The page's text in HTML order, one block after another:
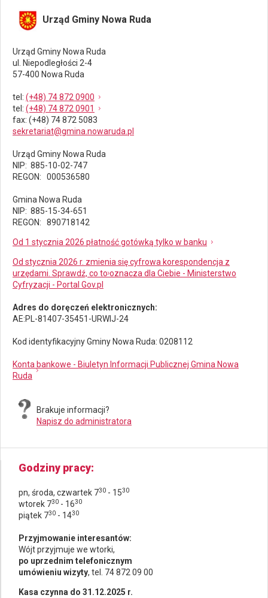
Urząd Gminy Nowa Ruda
Urząd Gminy Nowa Ruda
ul. Niepodległości 2-4
57-400 Nowa Ruda
tel : (+48) 74 872 0900
tel : (+48) 74 872 0901
fax: (+48) 74 872 5083
sekretariat@gmina.nowaruda.pl
Urząd Gminy Nowa Ruda
NIP: 885-10-02-747
REGON: 000536580
Gmina Nowa Ruda
NIP: 885-15-34-651
REGON: 890718142
Od 1 stycznia 2026 płatność gotówką tylko w banku
Od stycznia 2026 r. zmienia się cyfrowa korespondencja z
urzędami. Sprawdź, co to oznacza dla Ciebie - Ministerstwo
Cyfryzacji - Portal Gov.pl
Adres do doręczeń elektronicznych:
AE:PL-81407-35451-URWIJ-24
Kod identyfikacyjny Gminy Nowa Ruda: 0208112
Konta bankowe - Biuletyn Informacji Publicznej Gmina Nowa
Ruda
Brakuje informacji?
Napisz do administratora
Godziny pracy
pn, środa, czwartek 730 - 1530
wtorek 730 - 1630
piątek 730 - 1430
Przyjmowanie interesantów:
Wójt przyjmuje we wtorki,
po uprzednim telefonicznym
umówieniu wizyty, tel. 74 872 09 00
Kasa czynna do 31.12.2025 r.